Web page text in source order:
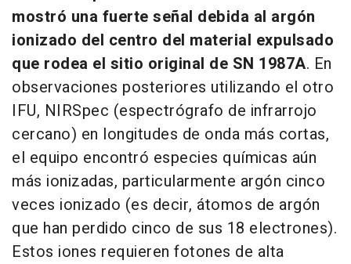
mostró una fuerte señal debida al argón
ionizado del centro del material expulsado
que rodea el sitio original de SN 1987A. En
observaciones posteriores utilizando el otro
IFU, NIRSpec (espectrógrafo de infrarrojo
cercano) en longitudes de onda más cortas,
el equipo encontró especies químicas aún
más ionizadas, particularmente argón cinco
veces ionizado (es decir, átomos de argón
que han perdido cinco de sus 18 electrones).
Estos iones requieren fotones de alta